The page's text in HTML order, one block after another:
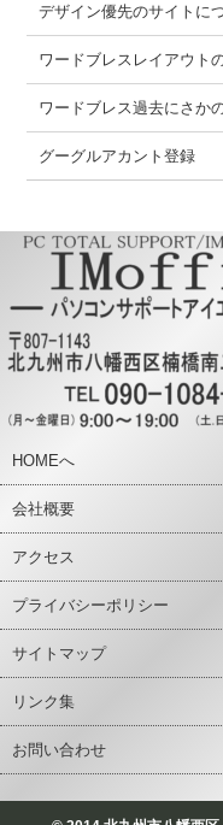
デザイン優先のサイトに
ワードブレスレイアウト
ワードブレス過去にさか
グーグルアカント登録
HOMEへ
会社概要
アクセス
プライバシーポリシー
サイトマップ
リンク集
お問い合わせ